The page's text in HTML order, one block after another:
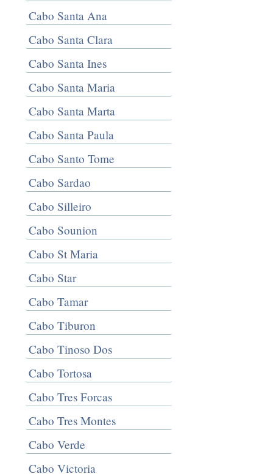
Cabo Santa Ana
Cabo Santa Clara
Cabo Santa Ines
Cabo Santa Maria
Cabo Santa Marta
Cabo Santa Paula
Cabo Santo Tome
Cabo Sardao
Cabo Silleiro
Cabo Sounion
Cabo St Maria
Cabo Star
Cabo Tamar
Cabo Tiburon
Cabo Tinoso Dos
Cabo Tortosa
Cabo Tres Forcas
Cabo Tres Montes
Cabo Verde
Cabo Victoria